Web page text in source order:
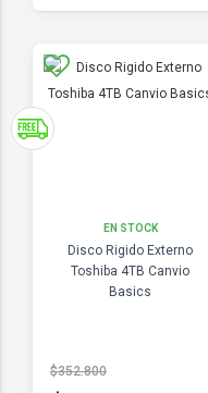
EN STOCK
Disco Rigido Externo
Toshiba 4TB Canvio
Basics
$352.800